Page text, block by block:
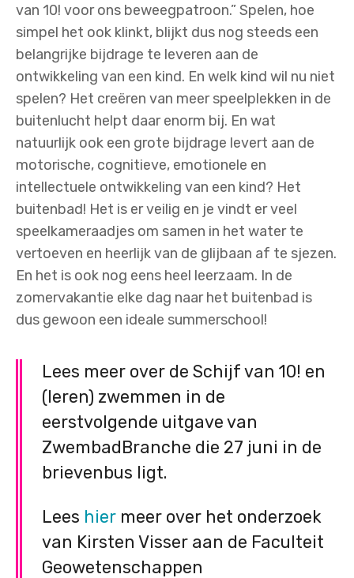
van 10! voor ons beweegpatroon.” Spelen, hoe
simpel het ook klinkt, blijkt dus nog steeds een
belangrijke bijdrage te leveren aan de
ontwikkeling van een kind. En welk kind wil nu niet
spelen? Het creëren van meer speelplekken in de
buitenlucht helpt daar enorm bij. En wat
natuurlijk ook een grote bijdrage levert aan de
motorische, cognitieve, emotionele en
intellectuele ontwikkeling van een kind? Het
buitenbad! Het is er veilig en je vindt er veel
speelkameraadjes om samen in het water te
vertoeven en heerlijk van de glijbaan af te sjezen.
En het is ook nog eens heel leerzaam. In de
zomervakantie elke dag naar het buitenbad is
dus gewoon een ideale summerschool!
Lees meer over de Schijf van 10! en
(leren) zwemmen in de
eerstvolgende uitgave van
ZwembadBranche die 27 juni in de
brievenbus ligt.
Lees hier meer over het onderzoek
van Kirsten Visser aan de Faculteit
Geowetenschappen